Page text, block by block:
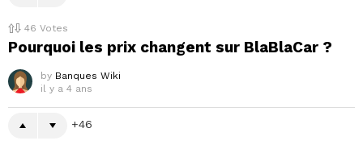
46 Votes
Pourquoi les prix changent sur BlaBlaCar ?
by Banques Wiki
il y a 4 ans
46